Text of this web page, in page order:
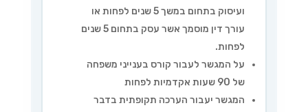
ועיסוק בתחום במשך 5 שנים לפחות או
עורך דין מוסמך אשר עסק בתחום 5 שנים
לפחות.
על המגשר לעבור קורס בענייני משפחה
של 90 שעות אקדמיות לפחות
המגשר יעבור הערכה תקופתית בדבר